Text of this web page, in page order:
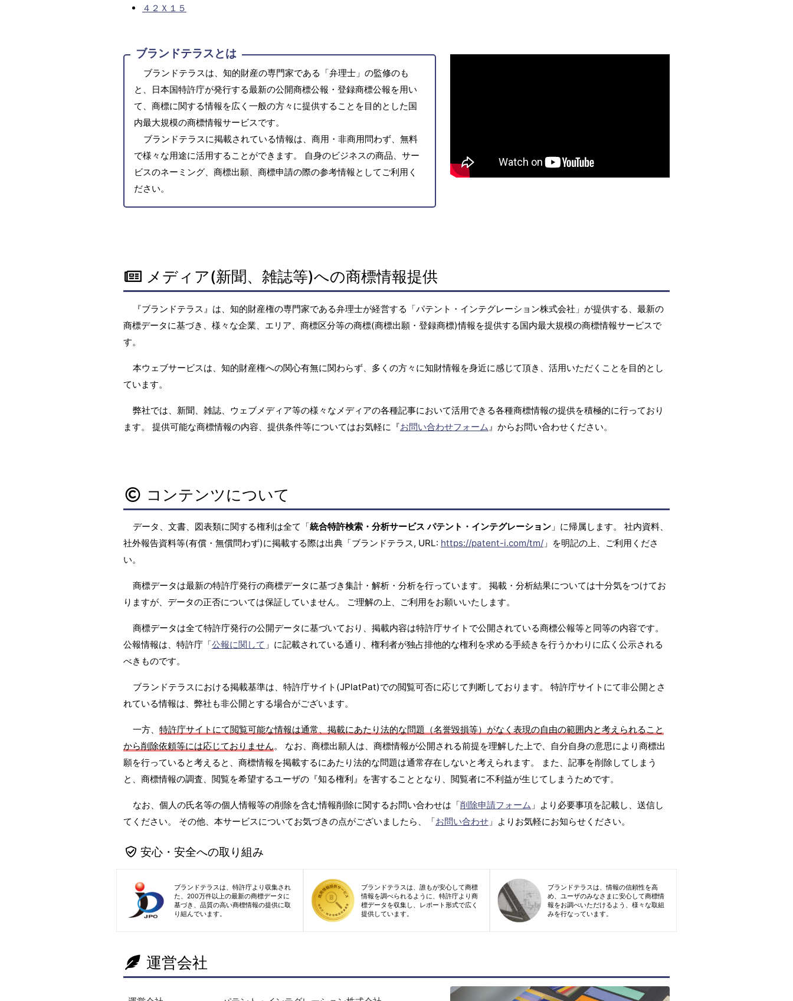
４２Ｘ１５
ブランドテラスとは
ブランドテラスは、知的財産の専門家である「弁理士」の監修のも
と、日本国特許庁が発行する最新の公開商標公報・登録商標公報を用い
て、商標に関する情報を広く一般の方々に提供することを目的とした国
内最大規模の商標情報サービスです。
ブランドテラスに掲載されている情報は、商用・非商用問わず、無料
で様々な用途に活用することができます。 自身のビジネスの商品、サー
ビスのネーミング、商標出願、商標申請の際の参考情報としてご利用く
ださい。
メディア(新聞、雑誌等)への商標情報提供
『ブランドテラス』は、知的財産権の専門家である弁理士が経営する「パテント・インテグレーション株式会社」が提供する、最新の
商標データに基づき、様々な企業、エリア、商標区分等の商標(商標出願・登録商標)情報を提供する国内最大規模の商標情報サービスで
す。
本ウェブサービスは、知的財産権への関心有無に関わらず、多くの方々に知財情報を身近に感じて頂き、活用いただくことを目的とし
ています。
弊社では、新聞、雑誌、ウェブメディア等の様々なメディアの各種記事において活用できる各種商標情報の提供を積極的に行っており
ます。 提供可能な商標情報の内容、提供条件等についてはお気軽に『お問い合わせフォーム 』からお問い合わせください。
コンテンツについて
データ、文書、図表類に関する権利は全て「統合特許検索・分析サービス パテント・インテグレーション 」に帰属します。 社内資料、
社外報告資料等(有償・無償問わず)に掲載する際は出典「ブランドテラス, URL: https://patent-i.com/tm/ 」を明記の上、ご利用くださ
い。
商標データは最新の特許庁発行の商標データに基づき集計・解析・分析を行っています。 掲載・分析結果については十分気をつけてお
りますが、データの正否については保証していません。 ご理解の上、ご利用をお願いいたします。
商標データは全て特許庁発行の公開データに基づいており、掲載内容は特許庁サイトで公開されている商標公報等と同等の内容です。
公報情報は、特許庁「公報に関して 」に記載されている通り、権利者が独占排他的な権利を求める手続きを行うかわりに広く公示される
べきものです。
ブランドテラスにおける掲載基準は、特許庁サイト(JPlatPat)での閲覧可否に応じて判断しております。 特許庁サイトにて非公開とさ
れている情報は、弊社も非公開とする場合がございます。
一方、 特許庁サイトにて閲覧可能な情報は通常、掲載にあたり法的な問題（名誉毀損等）がなく表現の自由の範囲内と考えられること
から削除依頼等には応じておりません。 なお、商標出願人は、商標情報が公開される前提を理解した上で、自分自身の意思により商標出
願を行っていると考えると、商標情報を掲載するにあたり法的な問題は通常存在しないと考えられます。 また、記事を削除してしまう
と、商標情報の調査、閲覧を希望するユーザの『知る権利』を害することとなり、閲覧者に不利益が生じてしまうためです。
なお、個人の氏名等の個人情報等の削除を含む情報削除に関するお問い合わせは「削除申請フォーム 」より必要事項を記載し、送信し
てください。 その他、本サービスについてお気づきの点がございましたら、「お問い合わせ 」よりお気軽にお知らせください。
安心・安全への取り組み
ブランドテラスは、特許庁より収集され
た、200万件以上の最新の商標データに
基づき、品質の高い商標情報の提供に取
り組んでいます。
ブランドテラスは、誰もが安心して商標
情報を調べられるように、特許庁より商
標データを収集し、レポート形式で広く
提供しています。
ブランドテラスは、情報の信頼性を高
め、ユーザのみなさまに安心して商標情
報をお調べいただけるよう、様々な取組
みを行なっています。
運営会社